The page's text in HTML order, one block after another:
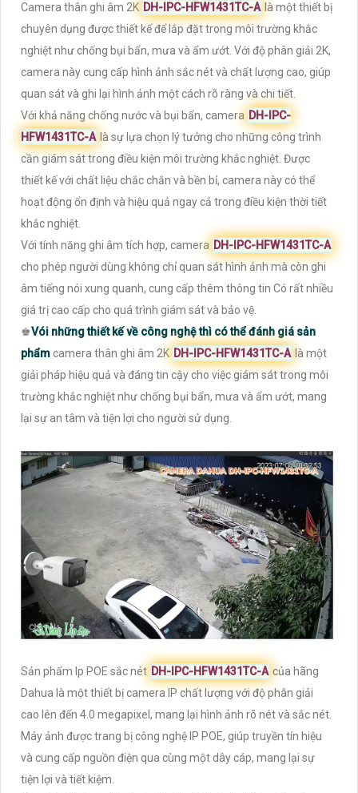
Camera thân ghi âm 2K DH-IPC-HFW1431TC-A là một thiết bị
chuyên dụng được thiết kế để lắp đặt trong môi trường khắc
nghiệt như chống bụi bẩn, mưa và ẩm ướt. Với độ phân giải 2K,
camera này cung cấp hình ảnh sắc nét và chất lượng cao, giúp
quan sát và ghi lại hình ảnh một cách rõ ràng và chi tiết.
Với khả năng chống nước và bụi bẩn, camera DH-IPC-
HFW1431TC-A là sự lựa chọn lý tưởng cho những công trình
cần giám sát trong điều kiện môi trường khắc nghiệt. Được
thiết kế với chất liệu chắc chắn và bền bỉ, camera này có thể
hoạt động ổn định và hiệu quả ngay cả trong điều kiện thời tiết
khắc nghiệt.
Với tính năng ghi âm tích hợp, camera DH-IPC-HFW1431TC-A
cho phép người dùng không chỉ quan sát hình ảnh mà còn ghi
âm tiếng nói xung quanh, cung cấp thêm thông tin Có rất nhiều
giá trị cao cấp cho quá trình giám sát và bảo vệ.
♚Vói những thiết kế về công nghệ thì có thể đánh giá sản
phẩmcamera thân ghi âm 2K DH-IPC-HFW1431TC-A là một
giải pháp hiệu quả và đáng tin cậy cho việc giám sát trong môi
trường khắc nghiệt như chống bụi bẩn, mưa và ẩm ướt, mang
lại sự an tâm và tiện lợi cho người sử dụng.
Sản phẩm Ip POE sắc nét DH-IPC-HFW1431TC-A của hãng
Dahua là một thiết bị camera IP chất lượng với độ phân giải
cao lên đến 4.0 megapixel, mang lại hình ảnh rõ nét và sắc nét.
Máy ảnh được trang bị công nghệ IP POE, giúp truyền tín hiệu
và cung cấp nguồn điện qua cùng một dây cáp, mang lại sự
tiện lợi và tiết kiệm.